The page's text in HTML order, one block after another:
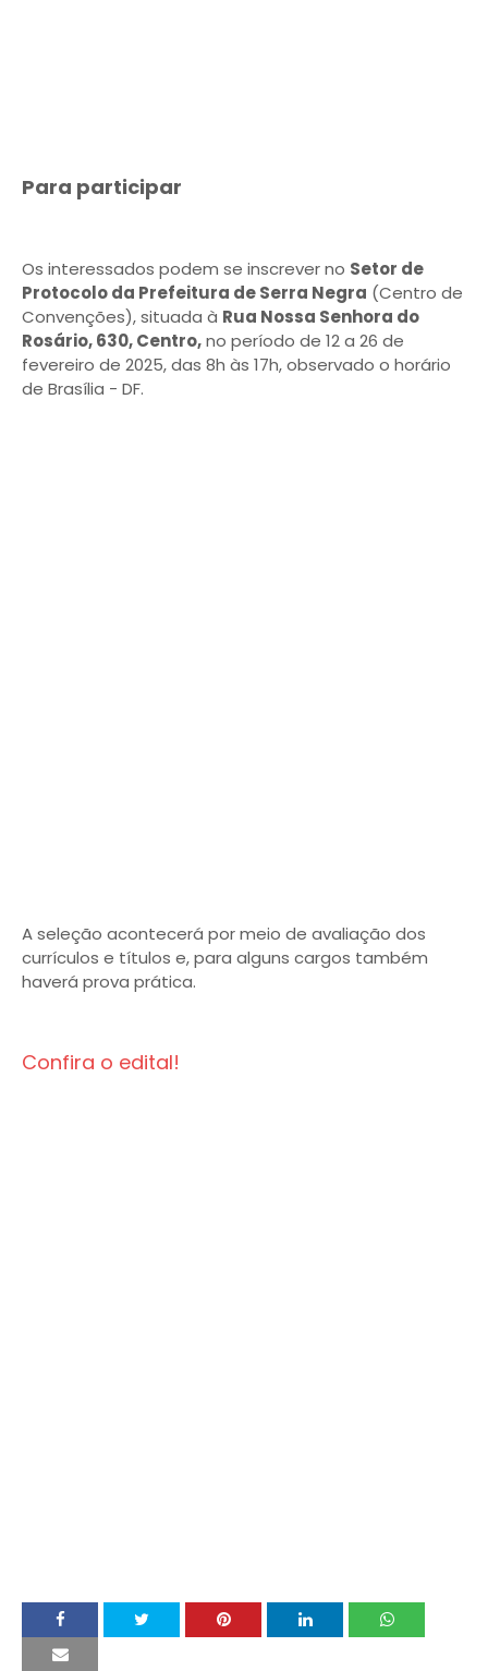
Para participar
Os interessados podem se inscrever no Setor de
Protocolo da Prefeitura de Serra Negra (Centro de
Convenções), situada à Rua Nossa Senhora do
Rosário, 630, Centro,no período de 12 a 26 de
fevereiro de 2025, das 8h às 17h, observado o horário
de Brasília - DF.
A seleção acontecerá por meio de avaliação dos
currículos e títulos e, para alguns cargos também
haverá prova prática.
Confira o edital!